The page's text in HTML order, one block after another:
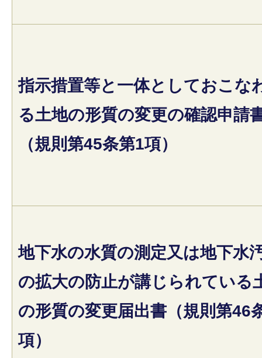
指示措置等と一体としておこな
る土地の形質の変更の確認申請
（規則第45条第1項）
地下水の水質の測定又は地下水
の拡大の防止が講じられている
の形質の変更届出書（規則第46
項）